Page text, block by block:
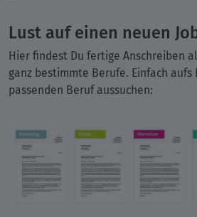
Lust auf einen neuen
Hier findest Du fertige Anschreiben
ganz bestimmte Berufe. Einfach
passenden Beruf aussuchen: